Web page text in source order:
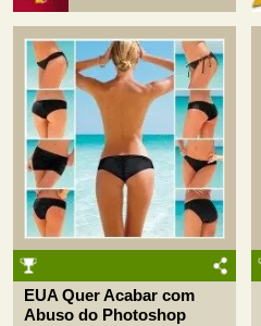
EUA Quer Acabar com
Abuso do Photoshop